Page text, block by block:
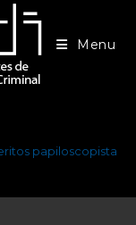
Menu
papiloscopistas